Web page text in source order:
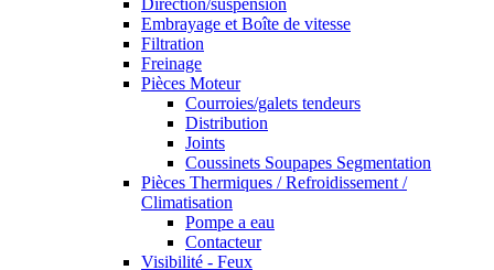
Direction/suspension
Embrayage et Boîte de vitesse
Filtration
Freinage
Pièces Moteur
Courroies/galets tendeurs
Distribution
Joints
Coussinets Soupapes Segmentation
Pièces Thermiques / Refroidissement /
Climatisation
Pompe a eau
Contacteur
Visibilité - Feux